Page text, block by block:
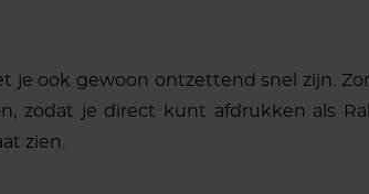
je ook gewoon ontzettend snel zijn.
zodat je direct kunt afdrukken als
zien.